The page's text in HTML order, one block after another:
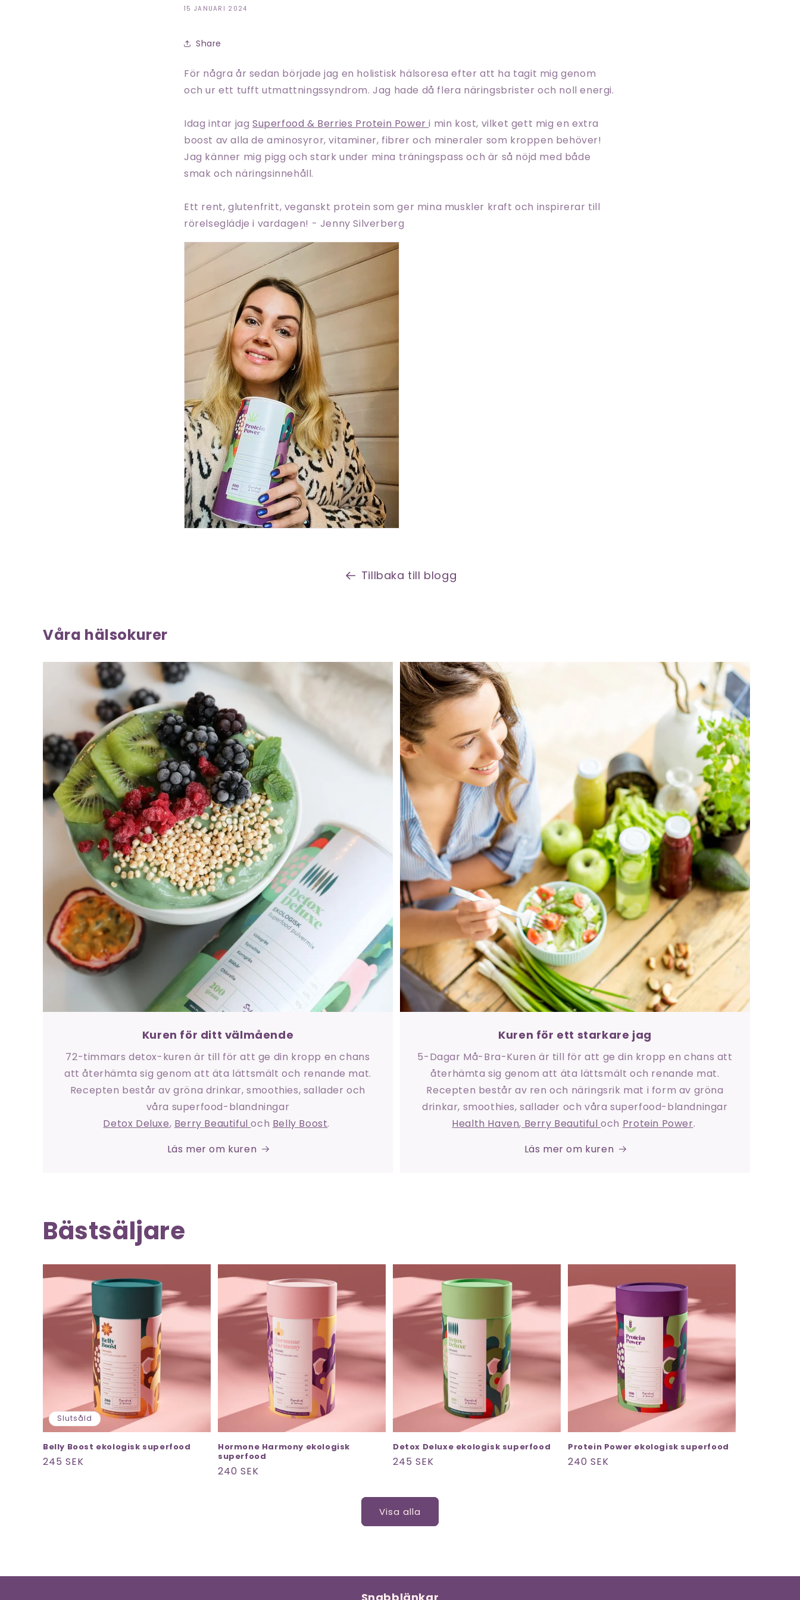
15 JANUARI 2024
Share
För några år sedan började jag en holistisk hälsoresa efter att ha tagit mig genom
och ur ett tufft utmattningssyndrom. Jag hade då flera näringsbrister och noll energi.
Idag intar jag Superfood & Berries Protein Poweri min kost, vilket gett mig en extra
boost av alla de aminosyror, vitaminer, fibrer och mineraler som kroppen behöver!
Jag känner mig pigg och stark under mina träningspass och är så nöjd med både
smak och näringsinnehåll.
Ett rent, glutenfritt, veganskt protein som ger mina muskler kraft och inspirerar till
rörelseglädje i vardagen! - Jenny Silverberg
Tillbaka till blogg
Våra hälsokurer
Kuren för ditt välmående
72-timmars detox-kuren är till för att ge din kropp en chans
att återhämta sig genom att äta lättsmält och renande mat.
Recepten består av gröna drinkar, smoothies, sallader och
våra superfood-blandningar
Detox Deluxe, Berry Beautifuloch Belly Boost.
Läs mer om kuren
Kuren för ett starkare jag
5-Dagar Må-Bra-Kuren är till för att ge din kropp en chans att
återhämta sig genom att äta lättsmält och renande mat.
Recepten består av ren och näringsrik mat i form av gröna
drinkar, smoothies, sallader och våra superfood-blandningar
Health Haven, Berry Beautifuloch Protein Power.
Läs mer om kuren
Bästsäljare
Slutsåld
Belly Boost ekologisk superfood
Ordinarie
245 SEK
Hormone Harmony ekologisk
superfood
Ordinarie
240 SEK
Detox Deluxe ekologisk superfood
Ordinarie
245 SEK
Protein Power ekologisk superfood
Ordinarie
240 SEK
Visa alla